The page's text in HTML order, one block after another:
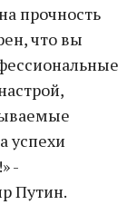
прочность
что вы
успехи
-
Путин.